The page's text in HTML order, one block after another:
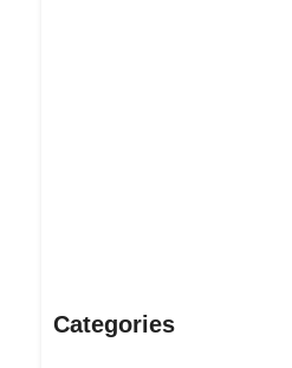
Categories